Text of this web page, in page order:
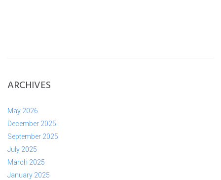
ARCHIVES
May 2026
December 2025
September 2025
July 2025
March 2025
January 2025